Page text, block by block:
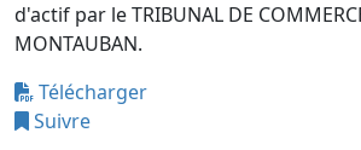
d'actif par le TRIBUNAL DE
MONTAUBAN.
Télécharger
Suivre